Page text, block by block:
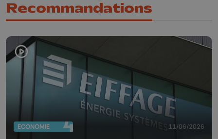
Recommandations
ECONOMIE 11/06/2026